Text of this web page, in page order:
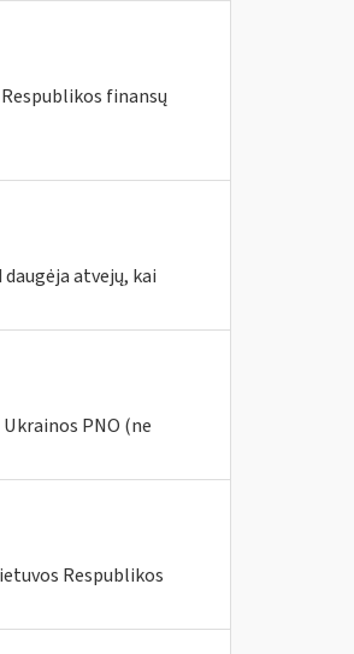
finansų
atvejų, kai
PNO (ne
Respublikos